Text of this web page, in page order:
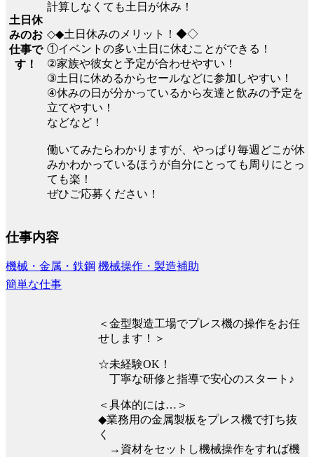
土日休
みのお
仕事で
す！
計算しなくても土日が休み！
◇◆土日休みのメリット！◆◇
①イベントの多い土日に休むことができる！
②家族や彼女と予定が合わせやすい！
③土日に休めるからセールなどに参加しやすい！
④休みの日が分かっているから友達と飲みの予定を
立てやすい！
などなど！
働いてみたらわかりますが、やっぱり毎週どこが休
みかわかっているほうが自分にとっても周りにとっ
ても楽！
ぜひご応募ください！
仕事内容
機械・金属・鉄鋼 機械操作・製造補助
簡単な仕事
＜金型製造工場でプレス機の操作をお任
せします！＞
☆未経験OK！
丁寧な研修と指導で安心のスタート♪
＜具体的には…＞
◆業務用の金属製板をプレス機で打ち抜
く
→資材をセットし機械操作をすれば機